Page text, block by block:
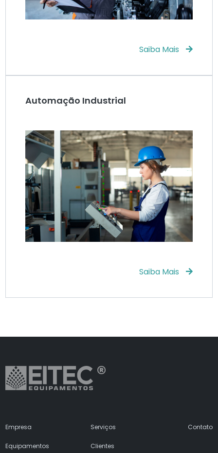
Saiba Mais
Automação Industrial
Saiba Mais
Empresa
Equipamentos
Serviços
Clientes
Contato